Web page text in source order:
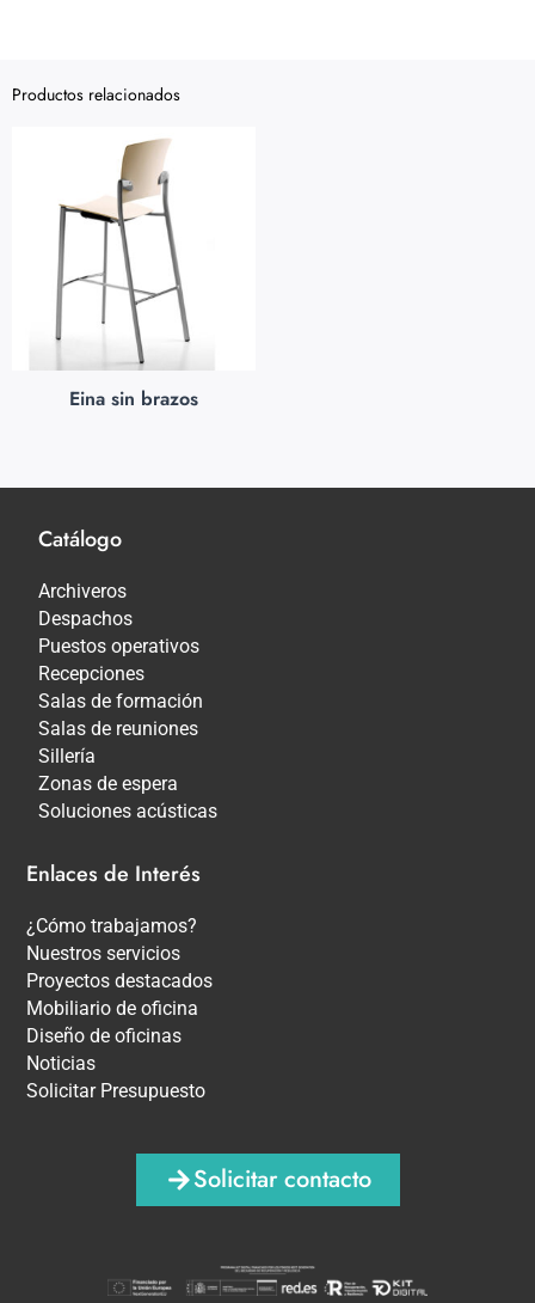
Productos relacionados
Eina sin brazos
Catálogo
Archiveros
Despachos
Puestos operativos
Recepciones
Salas de formación
Salas de reuniones
Sillería
Zonas de espera
Soluciones acústicas
Enlaces de Interés
¿Cómo trabajamos?
Nuestros servicios
Proyectos destacados
Mobiliario de oficina
Diseño de oficinas
Noticias
Solicitar Presupuesto
Solicitar contacto